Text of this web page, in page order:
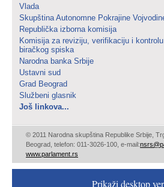
Vlada
Skupština Autonomne Pokrajine
Republička izborna komisija
Komisija za reviziju, verifikaciju i
biračkog spiska
Narodna banka Srbije
Ustavni sud
Grad Beograd
Službeni glasnik
Još linkova...
© 2011 Narodna skupština Republike Srbije,
Beograd, telefon: 011-3026-100, e-mail:
www.parlament.rs
Prikaži desktop